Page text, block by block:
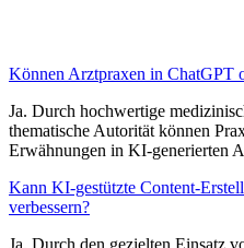
Können Arztpraxen in ChatGPT
Ja. Durch hochwertige
thematische Autorität können
Erwähnungen in KI-generierten
Kann KI-gestützte Content-
verbessern?
Ja. Durch den gezielten Einsatz